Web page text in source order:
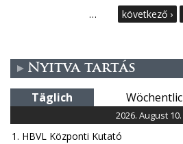
e
n
…
következő ›
Nyitva tartás
Täglich
2026. August 10.
1. HBVL Központi Kutató